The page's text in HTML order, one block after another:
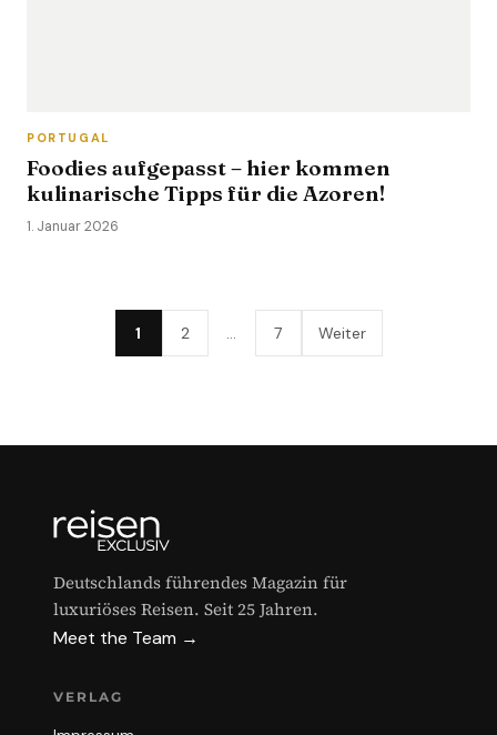
PORTUGAL
Foodies aufgepasst – hier kommen
kulinarische Tipps für die Azoren!
1. Januar 2026
1 2 7 Weiter
Deutschlands führendes Magazin für
luxuriöses Reisen. Seit 25 Jahren.
Meet the Team →
VERLAG